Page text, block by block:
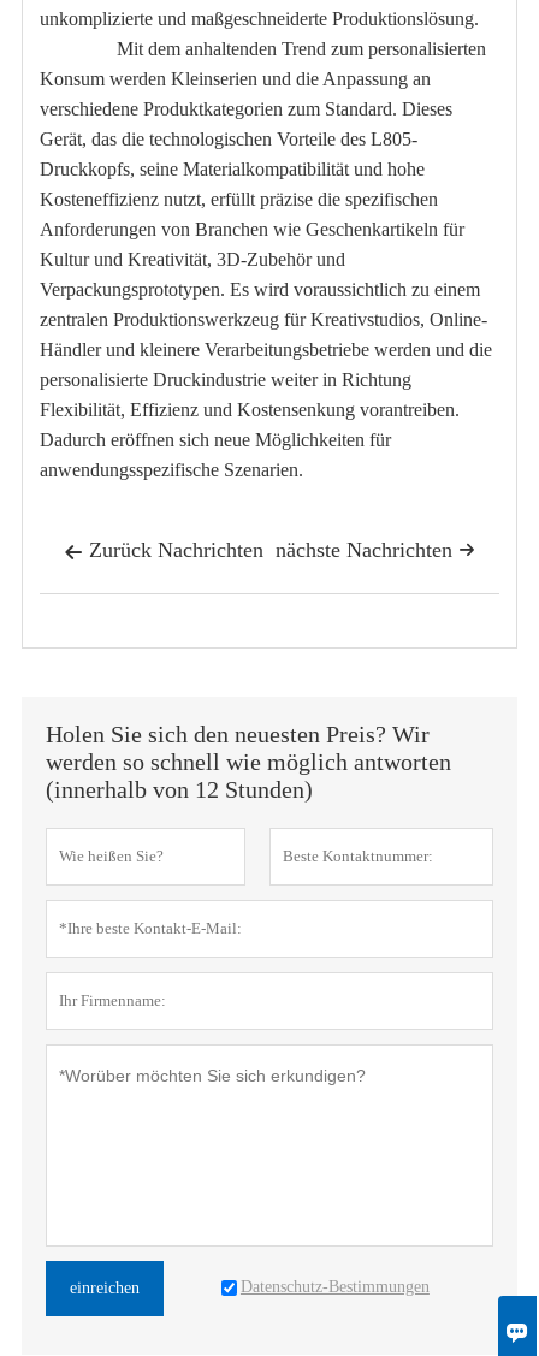

unkomplizierte und maßgeschneiderte Produktionslösung.
Mit dem anhaltenden Trend zum personalisierten
Konsum werden Kleinserien und die Anpassung an
verschiedene Produktkategorien zum Standard. Dieses
Gerät, das die technologischen Vorteile des L805-
Druckkopfs, seine Materialkompatibilität und hohe
Kosteneffizienz nutzt, erfüllt präzise die spezifischen
Anforderungen von Branchen wie Geschenkartikeln für
Kultur und Kreativität, 3D-Zubehör und
Verpackungsprototypen. Es wird voraussichtlich zu einem
zentralen Produktionswerkzeug für Kreativstudios, Online-
Händler und kleinere Verarbeitungsbetriebe werden und die
personalisierte Druckindustrie weiter in Richtung
Flexibilität, Effizienz und Kostensenkung vorantreiben.
Dadurch eröffnen sich neue Möglichkeiten für
anwendungsspezifische Szenarien.
 Zurück Nachrichten 
nächste Nachrichten
Holen Sie sich den neuesten Preis? Wir
werden so schnell wie möglich antworten
(innerhalb von 12 Stunden)
einreichen Datenschutz-Bestimmungen